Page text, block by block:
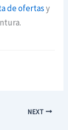
de ofertasy
NEXT